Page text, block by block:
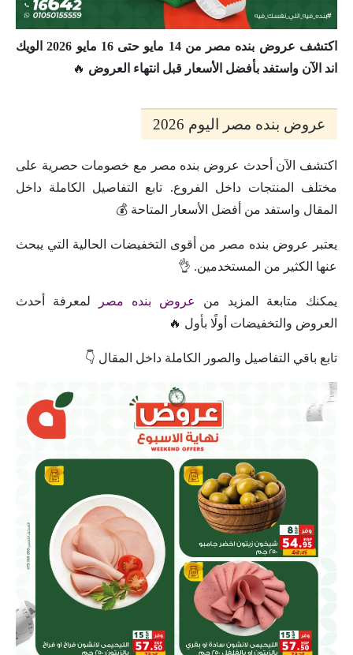
اكتشف عروض بنده مصر من 14 مايو حتى 16 مايو 2026 الويك
اند الآن واستفد بأفضل الأسعار قبل انتهاء العروض 🔥
عروض بنده مصر اليوم 2026
اكتشف الآن أحدث عروض بنده مصر مع خصومات حصرية على
مختلف المنتجات داخل الفروع. تابع التفاصيل الكاملة داخل
المقال واستفد من أفضل الأسعار المتاحة 💰
يعتبر عروض بنده مصر من أقوى التخفيضات الحالية التي يبحث
عنها الكثير من المستخدمين. 👌
يمكنك متابعة المزيد من عروض بنده مصر
لمعرفة أحدث
العروض والتخفيضات أولًا بأول 🔥
تابع باقي التفاصيل والصور الكاملة داخل المقال 👇